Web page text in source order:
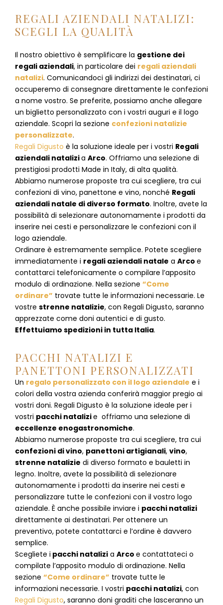
REGALI AZIENDALI NATALIZI:
SCEGLI LA QUALITÀ
Il nostro obiettivo è semplificare la gestione dei
regali aziendali, in particolare dei regali aziendali
natalizi. Comunicandoci gli indirizzi dei destinatari, ci
occuperemo di consegnare direttamente le confezioni
a nome vostro. Se preferite, possiamo anche allegare
un biglietto personalizzato con i vostri auguri e il logo
aziendale. Scopri la sezione confezioni natalizie
personalizzate.
Regali Digusto è la soluzione ideale per i vostri Regali
aziendali natalizia Arco. Offriamo una selezione di
prestigiosi prodotti Made in Italy, di alta qualità.
Abbiamo numerose proposte tra cui scegliere, tra cui
confezioni di vino, panettone e vino, nonché Regali
aziendali natale di diverso formato. Inoltre, avete la
possibilità di selezionare autonomamente i prodotti da
inserire nei cesti e personalizzare le confezioni con il
logo aziendale.
Ordinare è estremamente semplice. Potete scegliere
immediatamente i regali aziendali natale a Arco e
contattarci telefonicamente o compilare l’apposito
modulo di ordinazione. Nella sezione “Come
ordinare” trovate tutte le informazioni necessarie. Le
vostre strenne natalizie, con Regali Digusto, saranno
apprezzate come doni autentici e di gusto.
Effettuiamo spedizioni in tutta Italia.
PACCHI NATALIZI E
PANETTONI PERSONALIZZATI
Un regalo personalizzato con il logo aziendale e i
colori della vostra azienda conferirà maggior pregio ai
vostri doni. Regali Digusto è la soluzione ideale per i
vostri pacchi natalizie offriamo una selezione di
eccellenze enogastronomiche.
Abbiamo numerose proposte tra cui scegliere, tra cui
confezioni di vino, panettoni artigianali, vino,
strenne natalizie di diverso formato e bauletti in
legno. Inoltre, avete la possibilità di selezionare
autonomamente i prodotti da inserire nei cesti e
personalizzare tutte le confezioni con il vostro logo
aziendale. È anche possibile inviare i pacchi natalizi
direttamente ai destinatari. Per ottenere un
preventivo, potete contattarci e l’ordine è davvero
semplice.
Scegliete i pacchi natalizi a Arco e contattateci o
compilate l’apposito modulo di ordinazione. Nella
sezione “Come ordinare” trovate tutte le
informazioni necessarie. I vostri pacchi natalizi, con
Regali Digusto, saranno doni graditi che lasceranno un